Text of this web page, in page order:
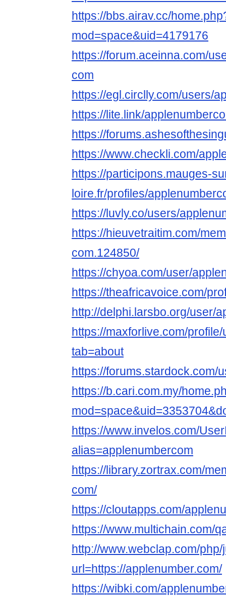
https://bbs.airav.cc/
mod=space&uid=4179176
https://forum.aceinna.com/
com
https://egl.circlly.com/users/
https://lite.link/
https://
https://www.checkli.com/
https://participons.mauges-
loire.fr/profiles/
https://luvly.co/users/
https://hieuvetraitim.com/
com.124850/
https://chyoa.com/user/
https://theafricavoice.com/
http://delphi.larsbo.org/user/
https://maxforlive.com/
tab=about
https://forums.stardock.com/
https://b.cari.com.my/
https://www.invelos.com/
alias=applenumbercom
https://library.zortrax.com/
com/
https://cloutapps.com/
https://www.multichain.com/
http://www.webclap.com/
url=https://applenumber.com/
https://wibki.com/